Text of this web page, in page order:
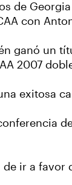
de
con
ganó un
2007
exitosa
ir a